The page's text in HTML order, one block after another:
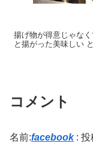
揚げ物が得意じゃな
と揚がった美味しい
コメント
名前:facebook: 投